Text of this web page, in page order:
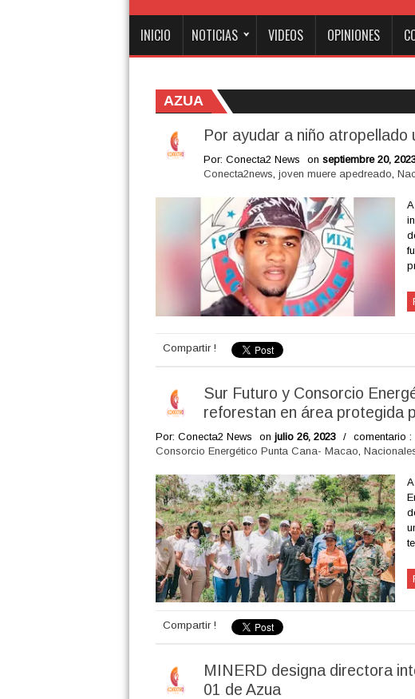
INICIO NOTICIAS VIDEOS OPINIONES
AZUA
Por ayudar a niño atropellado
Por: Conecta2 News on septiembre 20,
Conecta2news, joven muere apedreado,
Compartir !
Sur Futuro y Consorcio
reforestan en área protegida
Por: Conecta2 News on julio 26, 2023 / comentario :
Consorcio Energético Punta Cana- Macao,
Compartir !
MINERD designa directora
01 de Azua